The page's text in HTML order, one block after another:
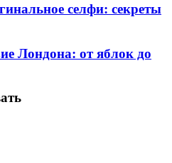
селфи: секреты
Лондона: от яблок до